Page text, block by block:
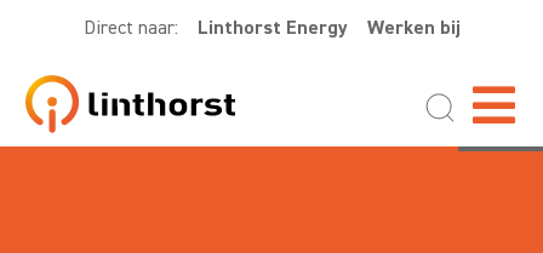
Direct naar: Linthorst Energy Werken bij